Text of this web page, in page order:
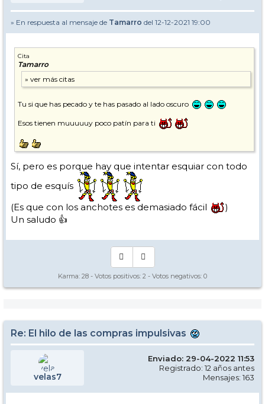
» En respuesta al mensaje de Tamarro del 12-12-2021 19:00
Cita
Tamarro
Tu si que has pecado y te has pasado al lado oscuro
Esos tienen muuuuuy poco patín para ti
Sí, pero es porque hay que intentar esquiar con todo
tipo de esquís
(Es que con los anchotes es demasiado fácil
)
Un saludo 👍
Karma: 28 - Votos positivos: 2 - Votos negativos: 0
Re: El hilo de las compras impulsivas
velas7
Enviado: 29-04-2022 11:53
Registrado: 12 años antes
Mensajes: 163